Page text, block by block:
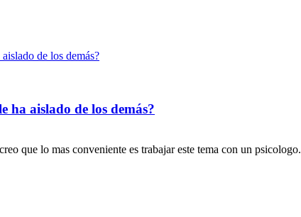
de los demás?
ha aislado de los demás?
que lo mas conveniente es trabajar este tema con un psicologo.